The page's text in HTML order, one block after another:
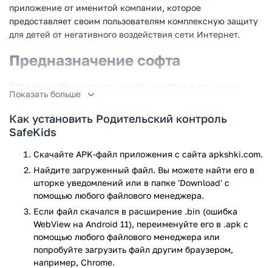
приложение от именитой компании, которое
предоставляет своим пользователям комплексную защиту
для детей от негативного воздействия сети Интернет.
Предназначение софта
лучшую погоду – вы следите, чтобы он был тепло одет. То
же касается еды, развлечений и всего остального. Любому
нормальному человеку хочется уберечь своего ребенка от
многочисленных жизненных невзгод и проблем.
Но что делать в век цифровых технологий, если вы
большую часть времени проводите на работе, а ваши дочь
или сын большинство свободного времени – на Интернет
ресурсах? Социальные сети, сайты с материалами для
взрослых, провокационные рекламные блоки – все это
негативно влияет на психику ребенка. Для решения этой
проблемы и была разработана программа Kaspersky
SafeKids!
Показать больше
Как установить Родительский контроль
SafeKids
Скачайте APK-файл приложения с сайта apkshki.com.
Найдите загруженный файл. Вы можете найти его в
шторке уведомлений или в папке 'Download' с
помощью любого файлового менеджера.
Если файл скачался в расширение .bin (ошибка
WebView на Android 11), переименуйте его в .apk с
помощью любого файлового менеджера или
попробуйте загрузить файл другим браузером,
например, Chrome.